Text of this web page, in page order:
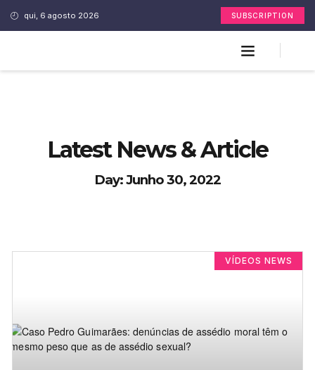
qui, 6 agosto 2026 SUBSCRIPTION
Latest News & Article
Day: Junho 30, 2022
VÍDEOS NEWS